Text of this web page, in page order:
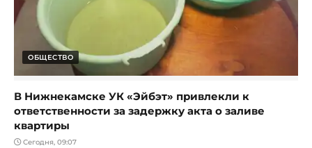
ОБЩЕСТВО
В Нижнекамске УК «Эйбэт» привлекли к
ответственности за задержку акта о заливе
квартиры
Сегодня, 09:07